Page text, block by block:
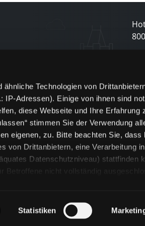
Technologien von
IP-Adressen). Einige von ihnen sind
diese Webseite und Ihre Erfahrung
stimmen Sie der Verwendung
eigenen, zu. Bitte beachten Sie, dass
von Drittanbietern, eine Verarbeitung
Datenschutzniveau) stattfinden
Betroffene nicht vollständig
Kategorien von Cookies
„Cookie-Einstellungen“ unter
Statistiken
800